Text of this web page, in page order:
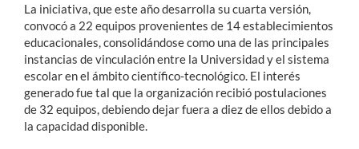
La iniciativa, que este año desarrolla su cuarta versión,
convocó a 22 equipos provenientes de 14 establecimientos
educacionales, consolidándose como una de las principales
instancias de vinculación entre la Universidad y el sistema
escolar en el ámbito científico-tecnológico. El interés
generado fue tal que la organización recibió postulaciones
de 32 equipos, debiendo dejar fuera a diez de ellos debido a
la capacidad disponible.